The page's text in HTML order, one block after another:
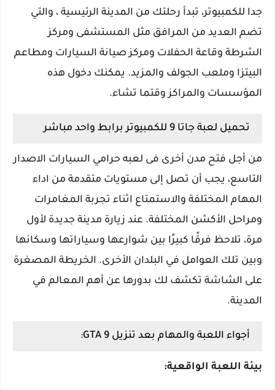
جدا للكمبيوتر، تبدأ رحلتك من المدينة الرئيسية ، والتي
تضم العديد من المرافق مثل المستشفى ومركز
الشرطة وقاعة الحفلات ومركز صيانة السيارات ومطاعم
البيتزا وملعب الجولف والمزيد. يمكنك دخول هذه
المؤسسات والمراكز وقتما تشاء.
تحميل لعبة جاتا 9 للكمبيوتر برابط واحد مباشر
من أجل فتح مدن أخرى فى لعبه حرامي السيارات الاصدار
التاسع، يجب أن تصل إلى مستويات متقدمة من اداء
المهام المختلفة والاستمتاع اثناء تجربة المغامرات
ومراحل الأكشن المختلفة. عند زيارة مدينة جديدة لأول
مرة، تلاحظ فرقًا كبيرًا بين شوارعها وسياراتها وسكانها
وبين تلك العوامل في البلدان الأخرى. الخريطة المصغرة
على الشاشة تكشف لك بدورها عن أهم المعالم في
المدينة.
أجواء اللعبة والمهام بعد تنزيل GTA 9:
بيئة اللعبة الواقعية: